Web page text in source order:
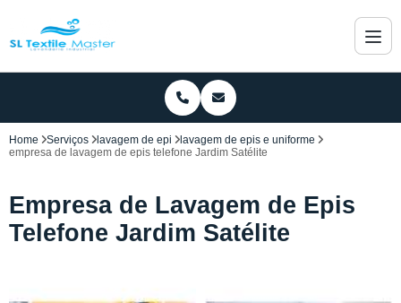
Home Serviços lavagem de epi
lavagem de epis e uniforme
empresa de lavagem de epis telefone Jardim Satélite
Empresa de Lavagem de Epis
Telefone Jardim Satélite